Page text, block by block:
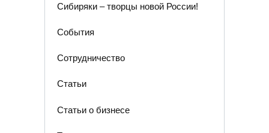
Сибиряки – творцы новой России!
События
Сотрудничество
Статьи
Статьи о бизнесе